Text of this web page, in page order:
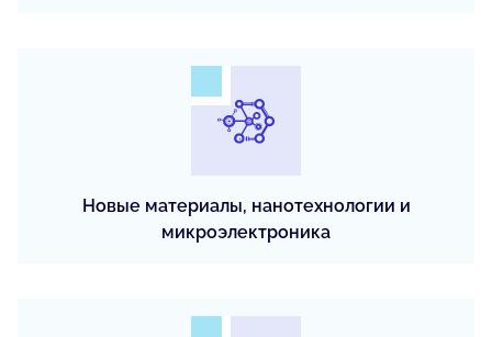
Новые материалы, нанотехнологии и
микроэлектроника